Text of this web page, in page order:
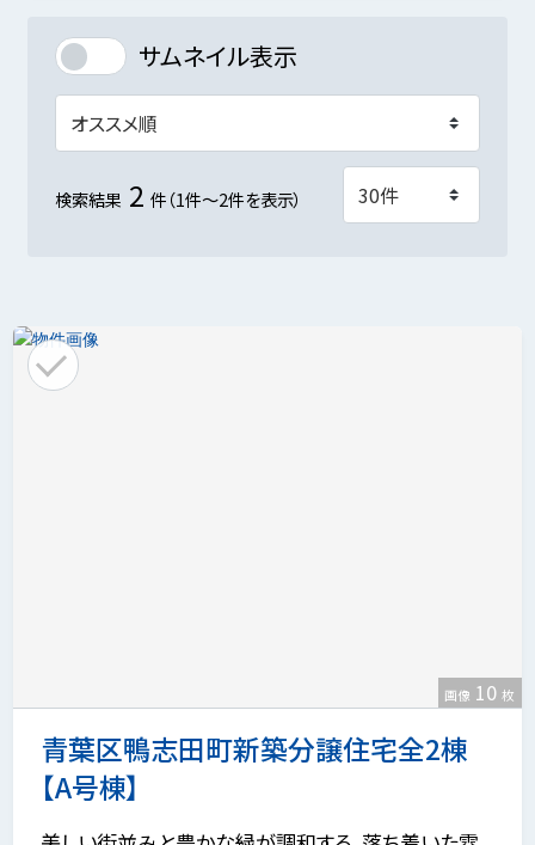
サムネイル表示
検索結果 2 件（1件～2件を表示）
青葉区鴨志田町新築分譲住宅全2棟
【A号棟】
画像 10 枚